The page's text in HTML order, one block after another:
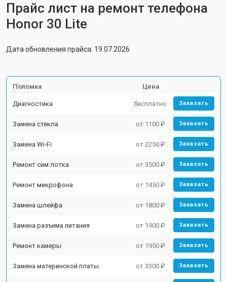
Прайс лист на ремонт телефона
Honor 30 Lite
Дата обновления прайса: 19.07.2026
Поломка Цена
Диагностика бесплатно Заказать
Замена стекла от 1100 ₽ Заказать
Замена Wi-Fi от 2250 ₽ Заказать
Ремонт сим лотка от 3500 ₽ Заказать
Ремонт микрофона от 1450 ₽ Заказать
Замена шлейфа от 1800 ₽ Заказать
Замена разъема питания от 1900 ₽ Заказать
Ремонт камеры от 1950 ₽ Заказать
Замена материнской платы от 3300 ₽ Заказать